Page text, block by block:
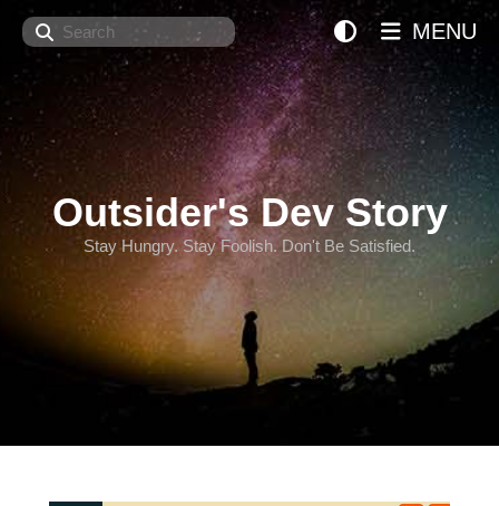
Search
Outsider's Dev Story
Stay Hungry. Stay Foolish. Don't Be Satisfied.
MENU